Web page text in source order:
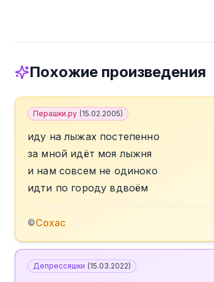
Похожие произведения
Перашки.ру (15.02.2005)
иду на лыжах постепенно
за мной идёт моя лыжня
и нам совсем не одиноко
идти по городу вдвоём
©Сохас
Депрессяшки (15.03.2022)